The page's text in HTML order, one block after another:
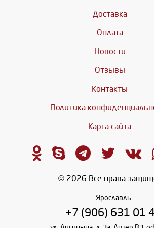
Доставка
Оплата
Новости
Отзывы
Контакты
Политика
Карта сайта
© 2026 Все права
Ярославль
+7 (906) 631 01